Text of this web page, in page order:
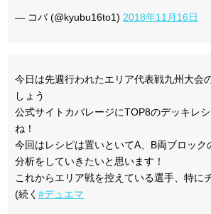
— コバ (@kyubu16to1) 2018年11月16日
今日は先週行われたエリア代表戦九州大会
しょう
公式サイトカバレージにTOP8のデッキレ
ね！
今回はレシピは置いといてA、B両ブロック
分析をしていきたいと思います！
これからエリア戦を控えている選手、特に
(続く #デュエマ